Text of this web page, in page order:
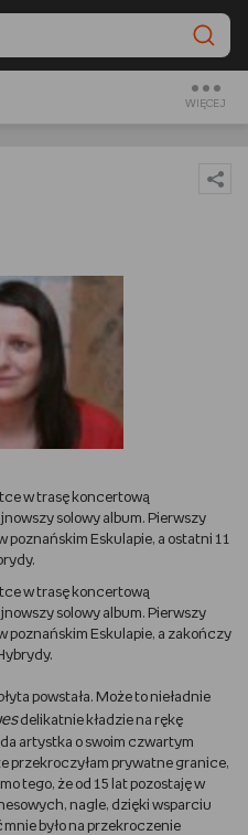
WIĘCEJ
w trasę koncertową
solowy album. Pierwszy
poznańskim Eskulapie, a ostatni 11
w trasę koncertową
solowy album. Pierwszy
poznańskim Eskulapie, a zakończy
powstała. Może to nieładnie
delikatnie kładzie na rękę
artystka o swoim czwartym
przekroczyłam prywatne granice,
tego, że od 15 lat pozostaję w
nagle, dzięki wsparciu
mnie było na przekroczenie